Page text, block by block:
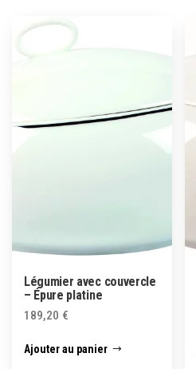
Légumier avec couvercle
– Épure platine
189,20 €
Ajouter au panier